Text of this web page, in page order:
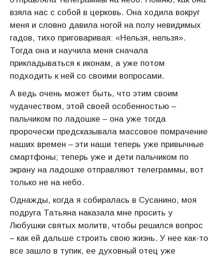
взяла нас с собой в церковь. Она ходила вокруг
меня и словно давила ногой на полу невидимых
гадов, тихо приговаривая: «Нельзя, нельзя».
Тогда она и научила меня сначала
прикладываться к иконам, а уже потом
подходить к ней со своими вопросами.
А ведь очень может быть, что этим своим
чудачеством, этой своей особенностью –
пальчиком по ладошке – она уже тогда
пророчески предсказывала массовое помрачение
наших времен – эти наши теперь уже привычные
смартфоны; теперь уже и дети пальчиком по
экрану на ладошке отправляют телеграммы, вот
только не на небо.
Однажды, когда я собиралась в Сусанино, моя
подруга Татьяна наказала мне просить у
Любушки святых молитв, чтобы решился вопрос
– как ей дальше строить свою жизнь. У нее как-то
все зашло в тупик, ее духовный отец уже